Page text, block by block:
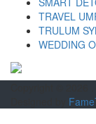
TRAVEL
TRULUM
WEDDING